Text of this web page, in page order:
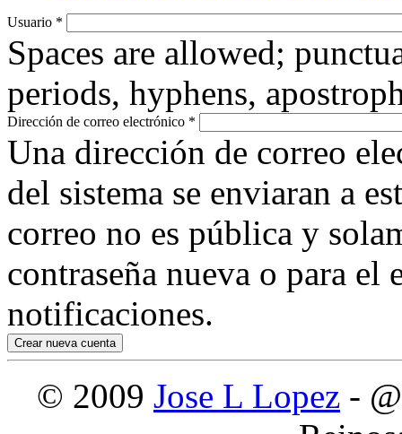
Usuario *
Spaces are allowed;
periods, hyphens,
Dirección de correo electrónico *
Una dirección de correo
del sistema se enviaran a
correo no es pública y
contraseña nueva o para
notificaciones.
© 2009 Jose L Lopez -